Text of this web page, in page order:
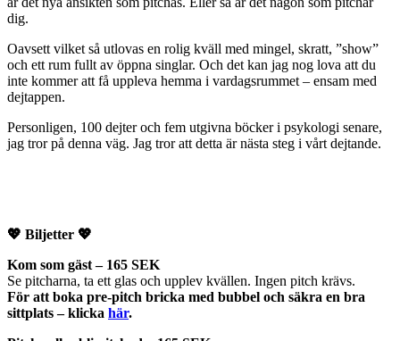
dig.
Oavsett vilket så utlovas en rolig kväll med mingel, skratt, ”show”
och ett rum fullt av öppna singlar. Och det kan jag nog lova att du
inte kommer att få uppleva hemma i vardagsrummet – ensam med
dejtappen.
Personligen, 100 dejter och fem utgivna böcker i psykologi senare,
jag tror på denna väg. Jag tror att detta är nästa steg i vårt dejtande.
💖 Biljetter 💖
Kom som gäst – 165 SEK
Se pitcharna, ta ett glas och upplev kvällen. Ingen pitch krävs.
För att boka pre-pitch bricka med bubbel och säkra en bra
sittplats – klicka här.